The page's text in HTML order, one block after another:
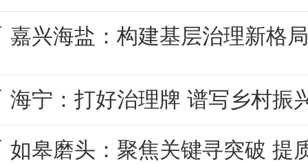
嘉兴海盐：构建基层治理新格
海宁：打好治理牌 谱写乡村振
如皋磨头：聚焦关键寻突破 提